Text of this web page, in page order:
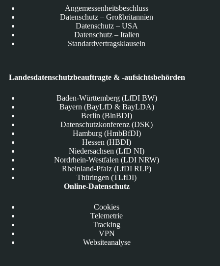
Angemessenheitsbeschluss
Datenschutz – Großbritannien
Datenschutz – USA
Datenschutz – Italien
Standardvertragsklauseln
Landesdatenschutzbeauftragte & -aufsichtsbehörden
Baden-Württemberg (LfDI BW)
Bayern (BayLfD & BayLDA)
Berlin (BlnBDI)
Datenschutzkonferenz (DSK)
Hamburg (HmbBfDI)
Hessen (HBDI)
Niedersachsen (LfD NI)
Nordrhein-Westfalen (LDI NRW)
Rheinland-Pfalz (LfDI RLP)
Thüringen (TLfDI)
Online-Datenschutz
Cookies
Telemetrie
Tracking
VPN
Websiteanalyse